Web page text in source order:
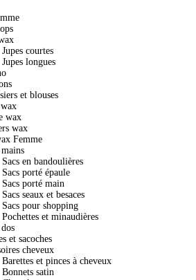
Jupes courtes
Jupes longues
et blouses
wax
wax
Femme
mains
Sacs en bandoulières
Sacs porté épaule
Sacs porté main
Sacs seaux et besaces
Sacs pour shopping
Pochettes et minaudières
et sacoches
cheveux
Barettes et pinces à cheveux
Bonnets satin